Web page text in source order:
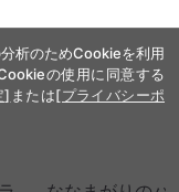
析のためCookieを利用
の使用に同意する
] または[プライバシーポ